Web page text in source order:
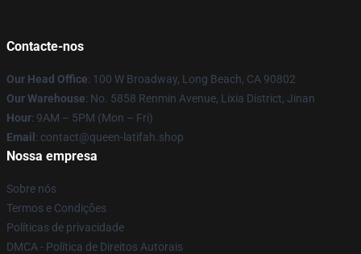
Contacte-nos
Our Head Office: 100 W Broadway, Long Beach, CA 90802
Our Warehouse: No. 5858 Renmin Avenue, Lixia District, Jinan
Hour: 9AM – 5PM (Mon – Fri)
Email : contact@queen-latifah.shop
Nossa empresa
Sobre nós
Termos e Condições
Políticas de privacidade
DMCA - Política de Direitos Autorais